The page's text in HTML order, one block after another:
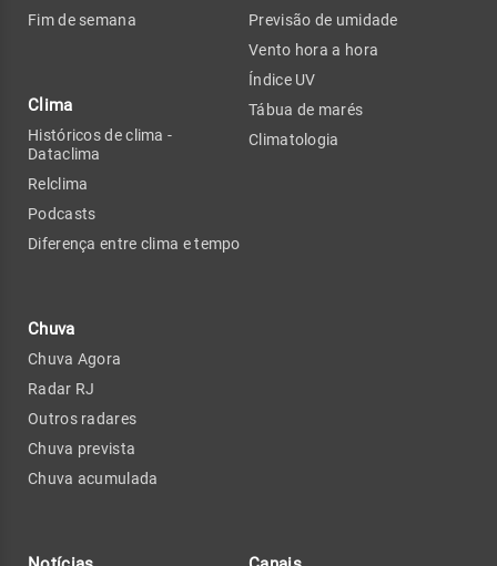
Fim de semana
Clima
Históricos de clima -
Dataclima
Relclima
Podcasts
Diferença entre clima e tempo
Chuva
Chuva Agora
Radar RJ
Outros radares
Chuva prevista
Chuva acumulada
Previsão de umidade
Vento hora a hora
Índice UV
Tábua de marés
Climatologia